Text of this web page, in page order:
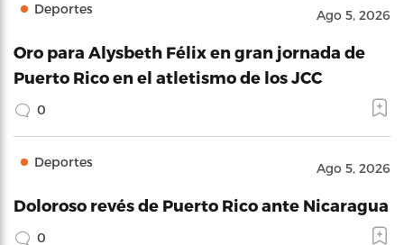
Deportes Ago 5, 2026
Oro para Alysbeth Félix en gran jornada de
Puerto Rico en el atletismo de los JCC
0
Deportes Ago 5, 2026
Doloroso revés de Puerto Rico ante Nicaragua
0